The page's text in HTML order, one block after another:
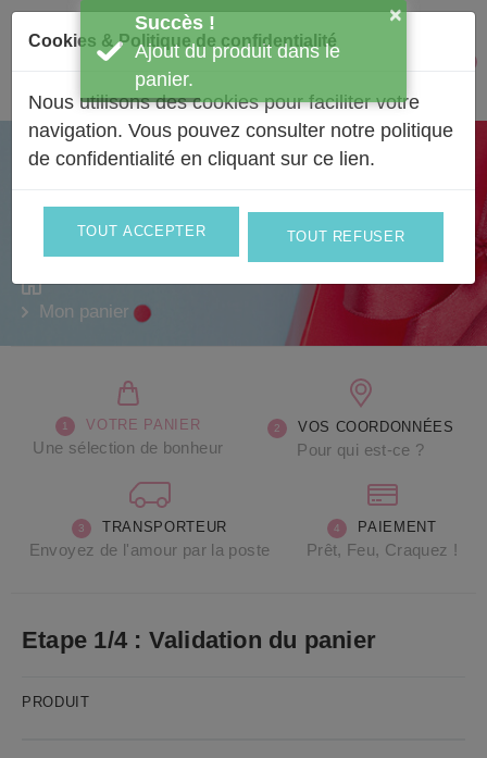
Passer au contenu
FacebookInstagram
Une sélection de bonheur
Valider votre panier
Mon panier
VOTRE PANIER
Une sélection de bonheur
VOS COORDONNÉES
Pour qui est-ce ?
TRANSPORTEUR
Envoyez de l'amour par la poste
PAIEMENT
Prêt, Feu, Craquez !
Etape 1/4 : Validation du panier
PRODUIT
×
Succès !
Ajout du produit dans le
panier.
Cookies & Politique de confidentialité
Nous utilisons des cookies pour faciliter votre
navigation. Vous pouvez consulter notre politique
de confidentialité en cliquant sur ce lien.
TOUT ACCEPTER TOUT REFUSER